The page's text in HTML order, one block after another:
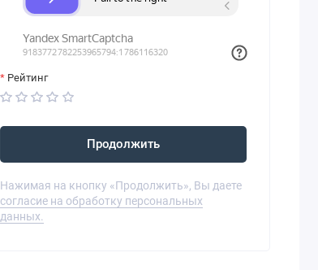
Рейтинг
Продолжить
Нажимая на кнопку «Продолжить», Вы даете
согласие на обработку персональных
данных.